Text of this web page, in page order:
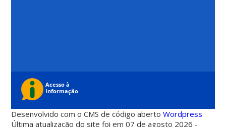
Desenvolvido com o CMS de código abertoWordpress
Última atualização do site foi em 07 de agosto 2026 -